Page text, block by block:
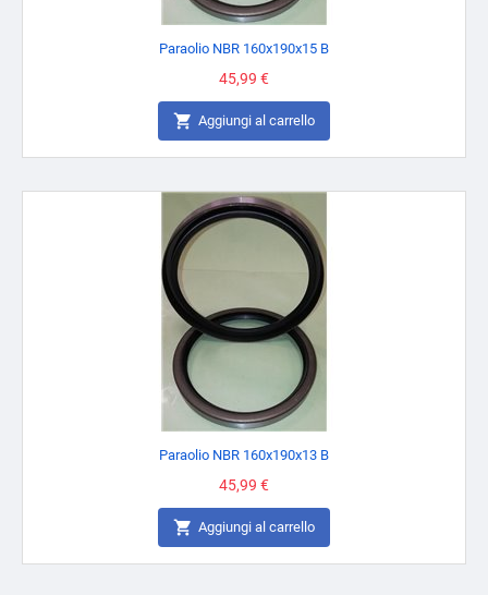
Paraolio NBR 160x190x15 B
Prezzo
45,99 €
 Aggiungi al carrello
Paraolio NBR 160x190x13 B
Prezzo
45,99 €
 Aggiungi al carrello